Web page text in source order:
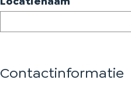
h
Contactinformatie